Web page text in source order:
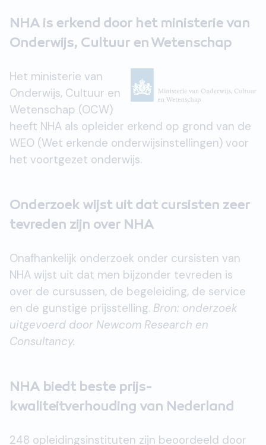
NHA is erkend door het ministerie van
Onderwijs, Cultuur en Wetenschap
Het ministerie van
Onderwijs, Cultuur en
Wetenschap (OCW)
heeft NHA als opleider erkend op grond van de
WEO (Wet erkende onderwijsinstellingen) voor
het voortgezet onderwijs.
Onderzoek wijst uit dat cursisten zeer
tevreden zijn over NHA
Onafhankelijk onderzoek onder cursisten van
NHA wijst uit dat men bijzonder tevreden is
over de cursussen, de begeleiding, de service
en de gunstige prijsstelling. Bron: onderzoek
uitgevoerd door Newcom Research en
Consultancy.
NHA biedt beste prijs-
kwaliteitverhouding van Nederland
248 opleidingsinstituten zijn beoordeeld door